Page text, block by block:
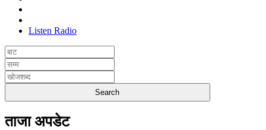
Listen Radio
ताजा अपडेट